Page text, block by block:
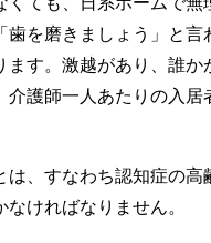
を磨きましょう」と
す。激越があり、誰
護師一人あたりの入
、すなわち認知症の
ければなりません。